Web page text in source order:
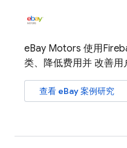
eBay Motors 使用
类、降低费用并 改善用
查看 eBay 案例研究